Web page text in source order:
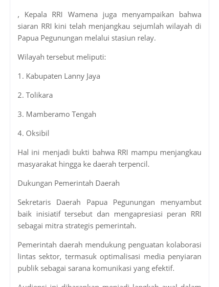
, Kepala RRI Wamena juga menyampaikan bahwa
siaran RRI kini telah menjangkau sejumlah wilayah di
Papua Pegunungan melalui stasiun relay.
Wilayah tersebut meliputi:
1. Kabupaten Lanny Jaya
2. Tolikara
3. Mamberamo Tengah
4. Oksibil
Hal ini menjadi bukti bahwa RRI mampu menjangkau
masyarakat hingga ke daerah terpencil.
Dukungan Pemerintah Daerah
Sekretaris Daerah Papua Pegunungan menyambut
baik inisiatif tersebut dan mengapresiasi peran RRI
sebagai mitra strategis pemerintah.
Pemerintah daerah mendukung penguatan kolaborasi
lintas sektor, termasuk optimalisasi media penyiaran
publik sebagai sarana komunikasi yang efektif.